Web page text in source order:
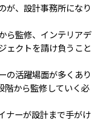
が、設計事務所になり
ら監修、インテリアデ
ェクトを請け負うこと
の活躍場面が多くあり
階から監修していく必
ナーが設計まで手がけ